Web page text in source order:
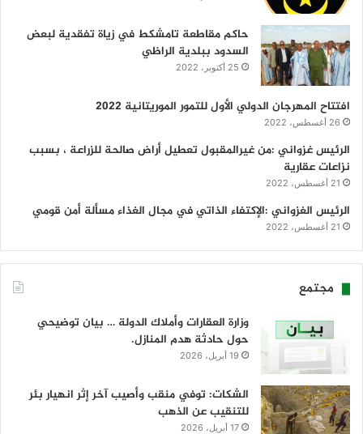
حاكم مقاطعة تامشكط في زياة تفقدية لبعض
السدود ببلدية الراظي
25 أكتوبر، 2022
افتتاح المهرجان الدولي الأول للتمور الموريتانية 2022
26 أغسطس، 2022
الرئيس غزواني :من غيرالمقبول تعطيل أراض صالحة للزراعة ، بسبب
نزاعات عقارية
21 أغسطس، 2022
الرئيس الغزواني :الإكتفاء الذاتي في مجال الغذاء مسألة أمن قومي
21 أغسطس، 2022
مجتمع
وزارة العقارات وأملاك الدولة … بيان توضيحي
حول حادثة هدم المنازل.
19 أبريل، 2026
الشكات: توفي منقب وأصيب آخر إثر انهيار بئر
للتنقيب عن الذهب
17 أبريل، 2026